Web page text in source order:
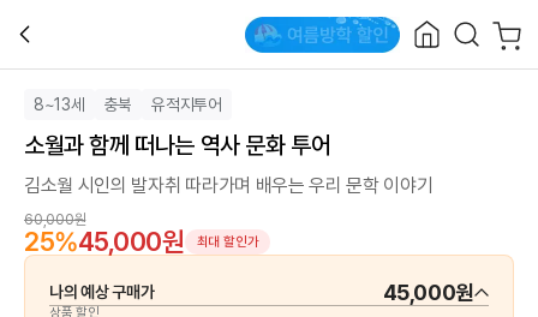
8~13세 충북 유적지투어
소월과 함께 떠나는 역사 문화 투어
김소월 시인의 발자취 따라가며 배우는 우리 문학 이야기
60,000원
25%45,000원 최대 할인가
나의 예상 구매가 45,000원
상품 할인